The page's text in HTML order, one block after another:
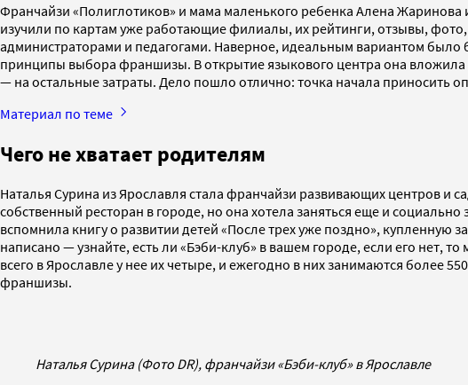
Франчайзи «Полиглотиков» и мама маленького ребенка Алена
изучили по картам уже работающие филиалы, их рейтинги, отзывы,
администраторами и педагогами. Наверное, идеальным вариантом
принципы выбора франшизы. В открытие языкового центра она
— на остальные затраты. Дело пошло отлично: точка начала приносить
Материал по теме
Чего не хватает родителям
Наталья Сурина из Ярославля стала франчайзи развивающих центров и
собственный ресторан в городе, но она хотела заняться еще и
вспомнила книгу о развитии детей «‎После трех уже поздно», купленную
написано — узнайте, есть ли «‎Бэби-клуб» в вашем городе, если его нет,
всего в Ярославле у нее их четыре, и ежегодно в них занимаются более
франшизы.
Наталья Сурина (Фото DR), франчайзи «Бэби-клуб» в Ярославле